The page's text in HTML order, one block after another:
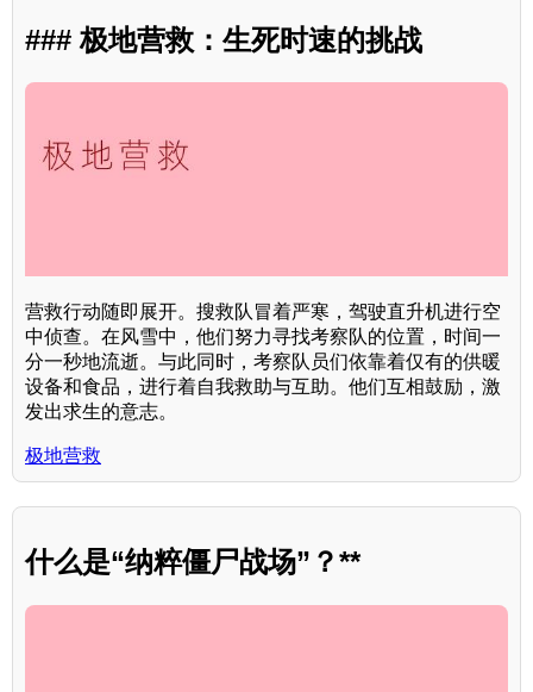
### 极地营救：生死时速的挑战
营救行动随即展开。搜救队冒着严寒，驾驶直升机进行空
中侦查。在风雪中，他们努力寻找考察队的位置，时间一
分一秒地流逝。与此同时，考察队员们依靠着仅有的供暖
设备和食品，进行着自我救助与互助。他们互相鼓励，激
发出求生的意志。
极地营救
什么是“纳粹僵尸战场”？**